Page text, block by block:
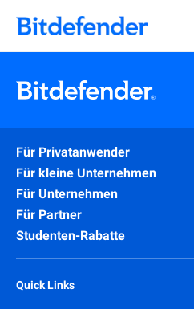
Datensouveränität in der
30. Juli. Jetzt registrieren >>
Für Privatanwender
Für kleine Unternehmen
Für Unternehmen
Für Partner
Studenten-Rabatte
Quick Links